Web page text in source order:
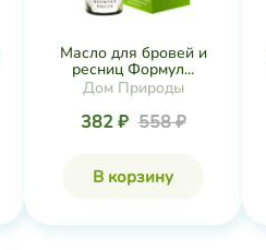
Масло для бровей и
ресниц Формул...
Дом Природы
382 ₽ 558 ₽
В корзину